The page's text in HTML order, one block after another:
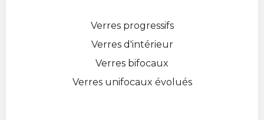
Verres progressifs
Verres d'intérieur
Verres bifocaux
Verres unifocaux évolués